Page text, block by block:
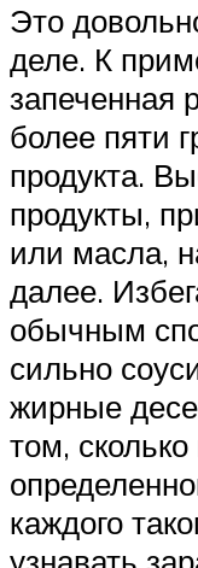
Это
деле. К
запеченная
более пяти
продукта.
продукты,
или масла,
далее.
обычным
сильно
жирные
том,
каждого